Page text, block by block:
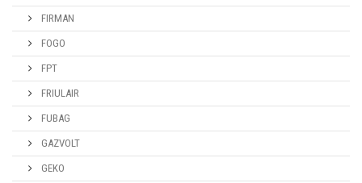
FIRMAN
FOGO
FPT
FRIULAIR
FUBAG
GAZVOLT
GEKO